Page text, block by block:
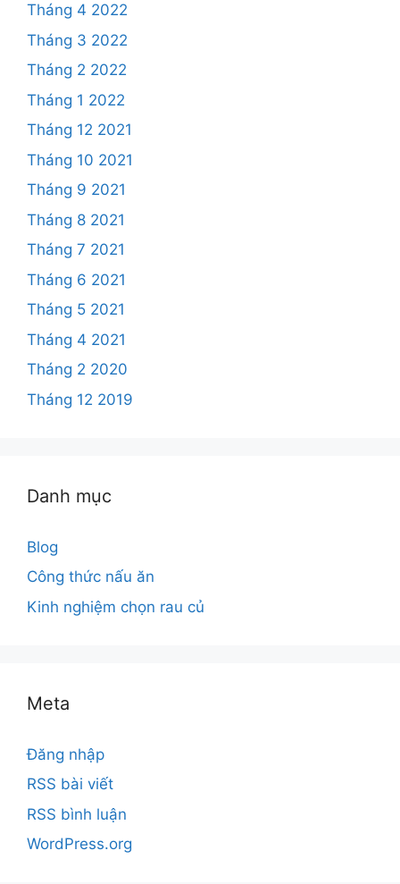
Tháng 4 2022
Tháng 3 2022
Tháng 2 2022
Tháng 1 2022
Tháng 12 2021
Tháng 10 2021
Tháng 9 2021
Tháng 8 2021
Tháng 7 2021
Tháng 6 2021
Tháng 5 2021
Tháng 4 2021
Tháng 2 2020
Tháng 12 2019
Danh mục
Blog
Công thức nấu ăn
Kinh nghiệm chọn rau củ
Meta
Đăng nhập
RSS bài viết
RSS bình luận
WordPress.org